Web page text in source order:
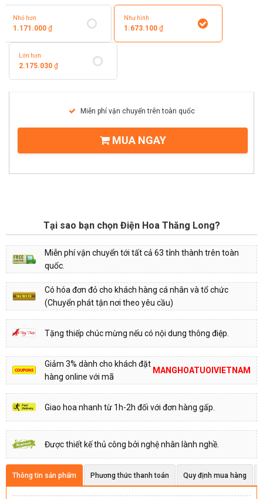
Nhỏ hơn
1.171.000 ₫
Như hình
1.673.100₫
Lớn hơn
2.175.030 ₫
Miễn phí vận chuyển trên toàn quốc
MUA NGAY
Tại sao bạn chọn Điện Hoa Thăng Long?
Miễn phí vận chuyển tới tất cả 63 tỉnh thành trên toàn
quốc.
Có hóa đơn đỏ cho khách hàng cá nhân và tổ chức
(Chuyển phát tận nơi theo yêu cầu)
Tặng thiếp chúc mừng nếu có nội dung thông điệp.
Giảm 3% dành cho khách đặt
hàng online với mã
MANGHOATUOIVIETNAM
Giao hoa nhanh từ 1h-2h đối với đơn hàng gấp.
Được thiết kế thủ công bởi nghệ nhân lành nghề.
Thông tin sản phẩm Phương thức thanh toán Quy định mua hàng